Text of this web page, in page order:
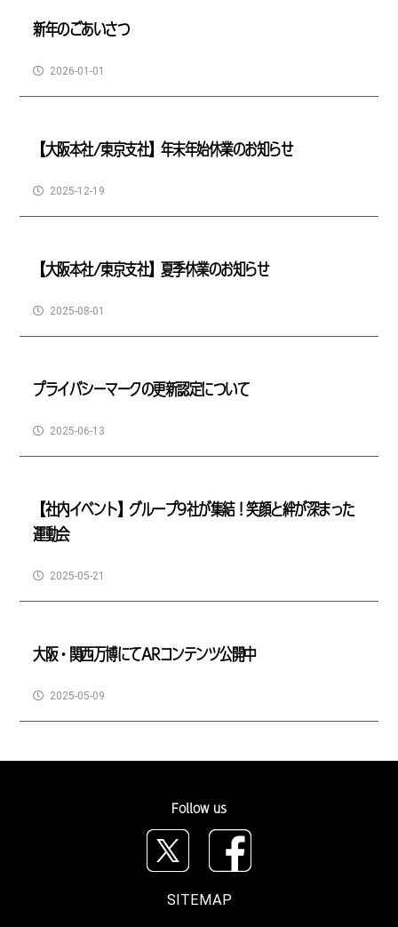
新年のごあいさつ
2026-01-01
【大阪本社/東京支社】年末年始休業のお知らせ
2025-12-19
【大阪本社/東京支社】夏季休業のお知らせ
2025-08-01
プライバシーマークの更新認定について
2025-06-13
【社内イベント】グループ9社が集結！笑顔と絆が深まった
運動会
2025-05-21
大阪・関西万博にてARコンテンツ公開中
2025-05-09
Follow us
SITEMAP